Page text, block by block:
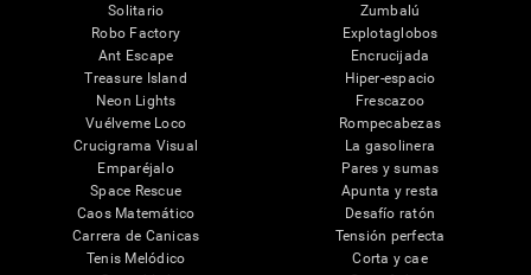
Solitario
Robo Factory
Ant Escape
Treasure Island
Neon Lights
Vuélveme Loco
Crucigrama Visual
Emparéjalo
Space Rescue
Caos Matemático
Carrera de Canicas
Tenis Melódico
Zumbalú
Explotaglobos
Encrucijada
Hiper-espacio
Frescazoo
Rompecabezas
La gasolinera
Pares y sumas
Apunta y resta
Desafío ratón
Tensión perfecta
Corta y cae